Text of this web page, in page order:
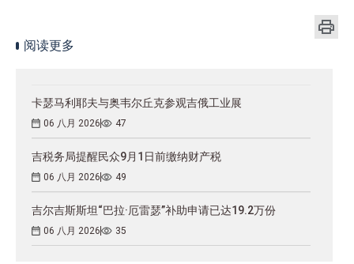
阅读更多
卡瑟马利耶夫与奥韦尔丘克参观吉俄工业展
06 八月 2026 47
吉税务局提醒民众9月1日前缴纳财产税
06 八月 2026 49
吉尔吉斯斯坦“巴拉·厄雷瑟”补助申请已达19.2万份
06 八月 2026 35